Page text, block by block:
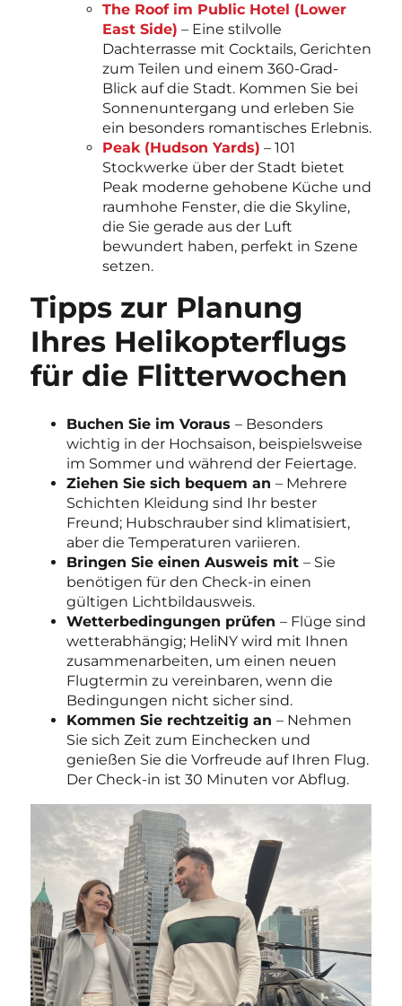
The Roof im Public Hotel (Lower
East Side) – Eine stilvolle
Dachterrasse mit Cocktails, Gerichten
zum Teilen und einem 360-Grad-
Blick auf die Stadt. Kommen Sie bei
Sonnenuntergang und erleben Sie
ein besonders romantisches Erlebnis.
Peak (Hudson Yards) – 101
Stockwerke über der Stadt bietet
Peak moderne gehobene Küche und
raumhohe Fenster, die die Skyline,
die Sie gerade aus der Luft
bewundert haben, perfekt in Szene
setzen.
Tipps zur Planung
Ihres Helikopterflugs
für die Flitterwochen
Buchen Sie im Voraus – Besonders
wichtig in der Hochsaison, beispielsweise
im Sommer und während der Feiertage.
Ziehen Sie sich bequem an – Mehrere
Schichten Kleidung sind Ihr bester
Freund; Hubschrauber sind klimatisiert,
aber die Temperaturen variieren.
Bringen Sie einen Ausweis mit – Sie
benötigen für den Check-in einen
gültigen Lichtbildausweis.
Wetterbedingungen prüfen – Flüge sind
wetterabhängig; HeliNY wird mit Ihnen
zusammenarbeiten, um einen neuen
Flugtermin zu vereinbaren, wenn die
Bedingungen nicht sicher sind.
Kommen Sie rechtzeitig an – Nehmen
Sie sich Zeit zum Einchecken und
genießen Sie die Vorfreude auf Ihren Flug.
Der Check-in ist 30 Minuten vor Abflug.